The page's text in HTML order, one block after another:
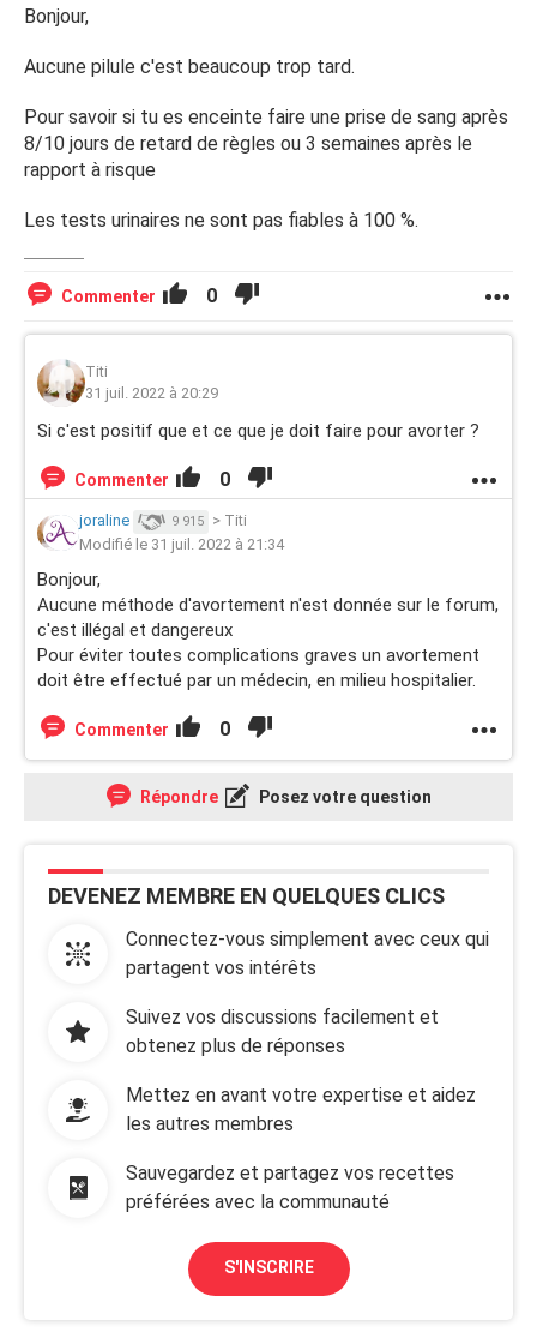
Bonjour,
Aucune pilule c'est beaucoup trop tard.
Pour savoir si tu es enceinte faire une prise de sang après
8/10 jours de retard de règles ou 3 semaines après le
rapport à risque
Les tests urinaires ne sont pas fiables à 100 %.
Commenter 0
Titi
31 juil. 2022 à 20:29
Si c'est positif que et ce que je doit faire pour avorter ?
Commenter 0
joraline 9 915 > Titi
Modifié le 31 juil. 2022 à 21:34
Bonjour,
Aucune méthode d'avortement n'est donnée sur le forum,
c'est illégal et dangereux
Pour éviter toutes complications graves un avortement
doit être effectué par un médecin, en milieu hospitalier.
Commenter 0
Répondre Posez votre question
DEVENEZ MEMBRE EN QUELQUES CLICS
Connectez-vous simplement avec ceux qui
partagent vos intérêts
Suivez vos discussions facilement et
obtenez plus de réponses
Mettez en avant votre expertise et aidez
les autres membres
Sauvegardez et partagez vos recettes
préférées avec la communauté
S'INSCRIRE